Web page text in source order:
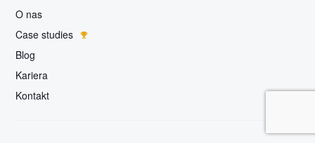
O nas
Case studies
Blog
Kariera
Kontakt
+327% kliknięć · +456% wyświetleń